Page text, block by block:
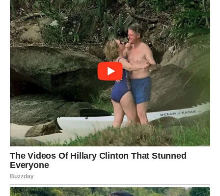
razgovore i prilike koje mnogim znakovima mogu
potpuno promijeniti raspoloženje i budućnost. Posebno
srećni biće Lavovi, Rakovi i Jarčevi kojima zvijezde
donose uspjeh, ljubav i osjećaj da konačno ulaze u
mnogo sretniji period života.
Ovo je dan tokom kojeg treba vjerovati intuiciji i pažljivo
posmatrati znakove koje vam život šalje, jer upravo oni
mogu otkriti šta vas čeka u narednom periodu.